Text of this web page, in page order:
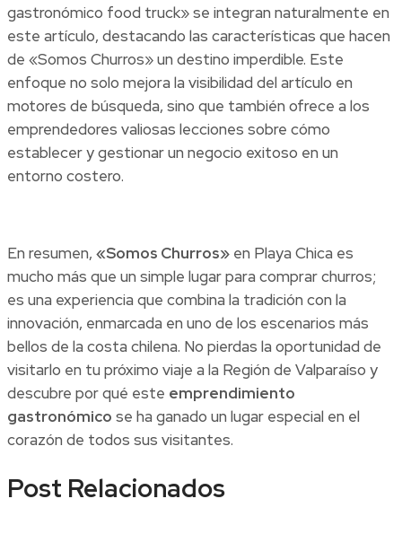
gastronómico food truck» se integran naturalmente en
este artículo, destacando las características que hacen
de «Somos Churros» un destino imperdible. Este
enfoque no solo mejora la visibilidad del artículo en
motores de búsqueda, sino que también ofrece a los
emprendedores valiosas lecciones sobre cómo
establecer y gestionar un negocio exitoso en un
entorno costero.
En resumen, «Somos Churros» en Playa Chica es
mucho más que un simple lugar para comprar churros;
es una experiencia que combina la tradición con la
innovación, enmarcada en uno de los escenarios más
bellos de la costa chilena. No pierdas la oportunidad de
visitarlo en tu próximo viaje a la Región de Valparaíso y
descubre por qué este emprendimiento
gastronómico se ha ganado un lugar especial en el
corazón de todos sus visitantes.
Post Relacionados